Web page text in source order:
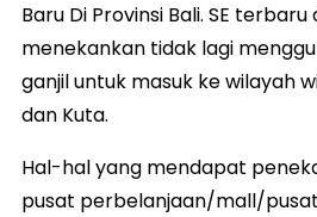
Baru Di Provinsi Bali. SE
menekankan tidak lagi
ganjil untuk masuk ke wilayah
dan Kuta.
Hal-hal yang mendapat
pusat perbelanjaan/mall/